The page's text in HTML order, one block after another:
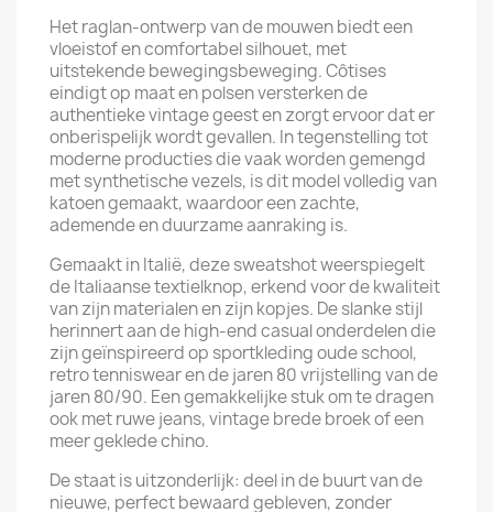
Het raglan-ontwerp van de mouwen biedt een
vloeistof en comfortabel silhouet, met
uitstekende bewegingsbeweging. Côtises
eindigt op maat en polsen versterken de
authentieke vintage geest en zorgt ervoor dat er
onberispelijk wordt gevallen. In tegenstelling tot
moderne producties die vaak worden gemengd
met synthetische vezels, is dit model volledig van
katoen gemaakt, waardoor een zachte,
ademende en duurzame aanraking is.
Gemaakt in Italië, deze sweatshot weerspiegelt
de Italiaanse textielknop, erkend voor de kwaliteit
van zijn materialen en zijn kopjes. De slanke stijl
herinnert aan de high-end casual onderdelen die
zijn geïnspireerd op sportkleding oude school,
retro tenniswear en de jaren 80 vrijstelling van de
jaren 80/90. Een gemakkelijke stuk om te dragen
ook met ruwe jeans, vintage brede broek of een
meer geklede chino.
De staat is uitzonderlijk: deel in de buurt van de
nieuwe, perfect bewaard gebleven, zonder